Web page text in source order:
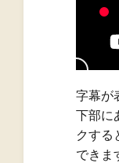
字幕が
下部に
クする
できま